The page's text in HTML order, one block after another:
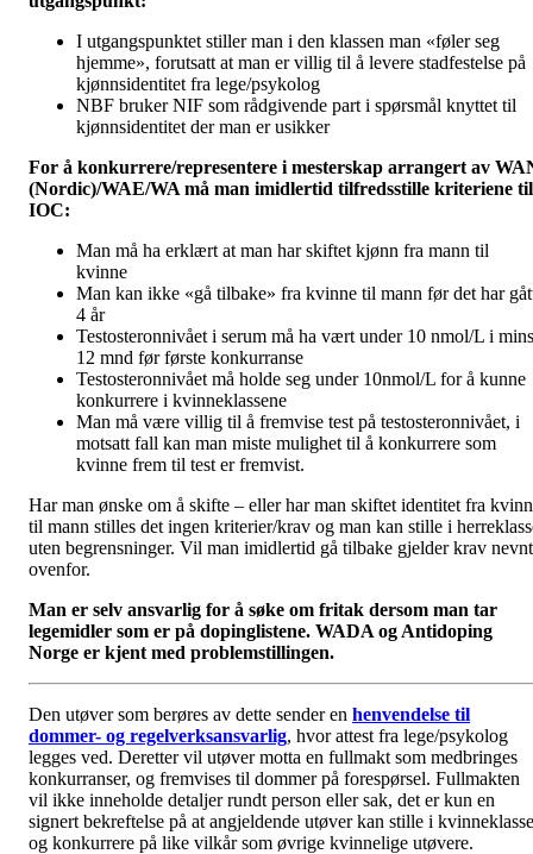
I utgangspunktet stiller man i den klassen man «føler seg
hjemme», forutsatt at man er villig til å levere stadfestelse på
kjønnsidentitet fra lege/psykolog
NBF bruker NIF som rådgivende part i spørsmål knyttet til
kjønnsidentitet der man er usikker
For å konkurrere/representere i mesterskap arrangert av
(Nordic)/WAE/WA må man imidlertid tilfredsstille kriteriene til
IOC:
Man må ha erklært at man har skiftet kjønn fra mann til
kvinne
Man kan ikke «gå tilbake» fra kvinne til mann før det har
4 år
Testosteronnivået i serum må ha vært under 10 nmol/L i
12 mnd før første konkurranse
Testosteronnivået må holde seg under 10nmol/L for å kunne
konkurrere i kvinneklassene
Man må være villig til å fremvise test på testosteronnivået, i
motsatt fall kan man miste mulighet til å konkurrere som
kvinne frem til test er fremvist.
Har man ønske om å skifte – eller har man skiftet identitet fra
til mann stilles det ingen kriterier/krav og man kan stille i
uten begrensninger. Vil man imidlertid gå tilbake gjelder krav nevnt
ovenfor.
Man er selv ansvarlig for å søke om fritak dersom man tar
legemidler som er på dopinglistene. WADA og Antidoping
Norge er kjent med problemstillingen.
Den utøver som berøres av dette sender en henvendelse til
dommer- og regelverksansvarlig, hvor attest fra lege/psykolog
legges ved. Deretter vil utøver motta en fullmakt som medbringes
konkurranser, og fremvises til dommer på forespørsel. Fullmakten
vil ikke inneholde detaljer rundt person eller sak, det er kun en
signert bekreftelse på at angjeldende utøver kan stille i kvinneklasse
og konkurrere på like vilkår som øvrige kvinnelige utøvere.